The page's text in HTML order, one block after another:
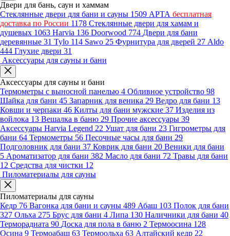
Двери для бань, саун и хаммам
Стеклянные двери для бани и сауны 1509 АРТА бесплатная
доставка по России 1178 Стеклянные двери для хамам и
душевых 1063 Harvia 136 Doorwood 774 Двери для бани
деревянные 31 Tylo 114 Sawo 25 Фурнитура для дверей 27 Aldo
444 Глухие двери 31
Аксессуары для сауны и бани
Аксессуары для сауны и бани
Термометры с выносной панелью 4 Обливное устройство 98
Шайка для бани 45 Запарник для веника 29 Ведро для бани 13
Ковши и черпаки 46 Килты для бани мужские 37 Изделия из
войлока 13 Вешалка в баню 29 Прочие аксессуары 39
Аксессуары Harvia Legend 22 Ушат для бани 23 Гигрометры для
бани 64 Термометры 56 Песочные часы для бани 29
Подголовник для бани 37 Коврик для бани 20 Веники для бани
5 Ароматизатор для бани 382 Масло для бани 72 Травы для бани
12 Средства для чистки 12
Пиломатериалы для сауны
Пиломатериалы для сауны
Кедр 76 Вагонка для бани и сауны 489 Абаш 103 Полок для бани
327 Ольха 275 Брус для бани 4 Липа 130 Наличники для бани 40
Терморадиата 90 Доска для пола в баню 2 Термоосина 128
Осина 9 Термоабаш 63 Термоольха 63 Алтайский кедр 22